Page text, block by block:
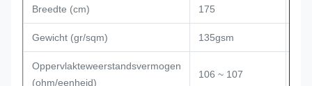
Breedte (cm) 175
Gewicht (gr/sqm) 135gsm
Oppervlakteweerstandsvermogen
(ohm/eenheid)
106 ~ 107